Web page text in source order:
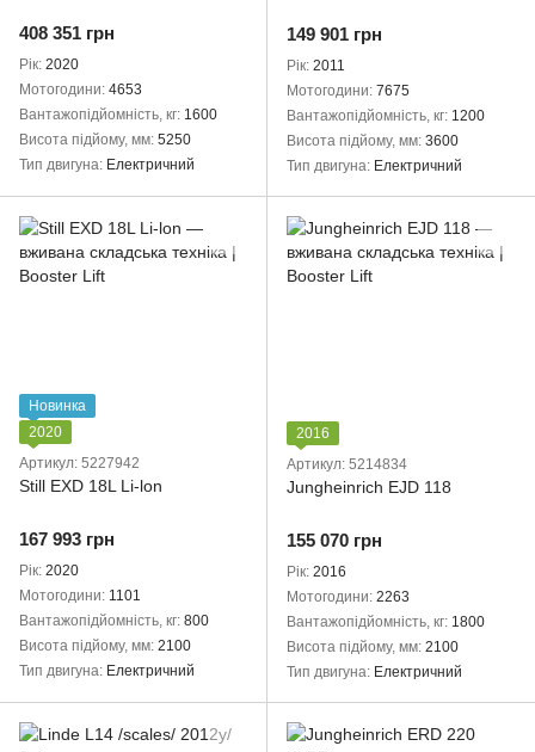
408 351 грн
Рік 2020
Мотогодини 4653
Вантажопідйомність, кг 1600
Висота підйому, мм 5250
Тип двигуна Електричний
149 901 грн
Рік 2011
Мотогодини 7675
Вантажопідйомність, кг 1200
Висота підйому, мм 3600
Тип двигуна Електричний
Новинка
2020
Артикул: 5227942
Still EXD 18L Li-lon
167 993 грн
Рік 2020
Мотогодини 1101
Вантажопідйомність, кг 800
Висота підйому, мм 2100
Тип двигуна Електричний
2016
Артикул: 5214834
Jungheinrich EJD 118
155 070 грн
Рік 2016
Мотогодини 2263
Вантажопідйомність, кг 1800
Висота підйому, мм 2100
Тип двигуна Електричний